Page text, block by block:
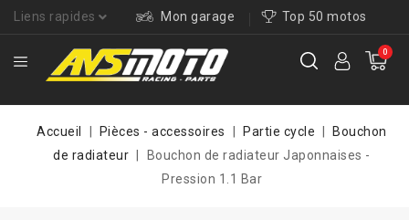
Liens rapides Mon garage Top 50 motos
0
Accueil Pièces - accessoires Partie cycle
Bouchon
de radiateur
Bouchon de radiateur Japonnaises -
Pression 1.1 Bar